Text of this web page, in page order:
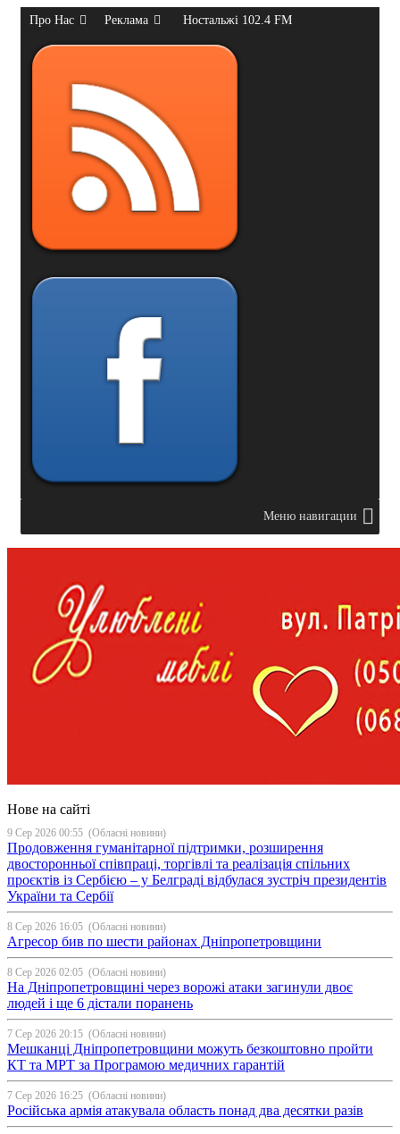
Про Нас Реклама Ностальжі 102.4 FM
Меню навигации
Нове на сайті
9 Сер 2026 00:55 (Обласні новини)
Продовження гуманітарної підтримки, розширення
двосторонньої співпраці, торгівлі та реалізація спільних
проєктів із Сербією – у Белграді відбулася зустріч президентів
України та Сербії
8 Сер 2026 16:05 (Обласні новини)
Агресор бив по шести районах Дніпропетровщини
8 Сер 2026 02:05 (Обласні новини)
На Дніпропетровщині через ворожі атаки загинули двоє
людей і ще 6 дістали поранень
7 Сер 2026 20:15 (Обласні новини)
Мешканці Дніпропетровщини можуть безкоштовно пройти
КТ та МРТ за Програмою медичних гарантій
7 Сер 2026 16:25 (Обласні новини)
Російська армія атакувала область понад два десятки разів